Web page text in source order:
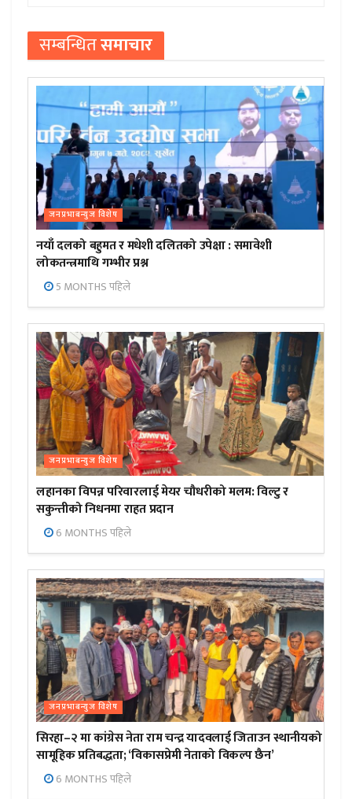
सम्बन्धितसमाचार
जनप्रभाबन्युज विशेष
नयाँ दलको बहुमत र मधेशी दलितको उपेक्षा : समावेशी
लोकतन्त्रमाथि गम्भीर प्रश्न
5 MONTHS पहिले
जनप्रभाबन्युज विशेष
लहानका विपन्न परिवारलाई मेयर चौधरीको मलम: विल्टु र
सकुन्तीको निधनमा राहत प्रदान
6 MONTHS पहिले
जनप्रभाबन्युज विशेष
सिरहा–२ मा कांग्रेस नेता राम चन्द्र यादवलाई जिताउन स्थानीयको
सामूहिक प्रतिबद्धता; ‘विकासप्रेमी नेताको विकल्प छैन’
6 MONTHS पहिले